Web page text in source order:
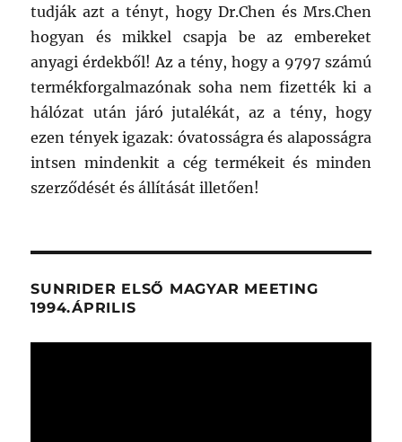
tudják azt a tényt, hogy Dr.Chen és Mrs.Chen
hogyan és mikkel csapja be az embereket
anyagi érdekből! Az a tény, hogy a 9797 számú
termékforgalmazónak soha nem fizették ki a
hálózat után járó jutalékát, az a tény, hogy
ezen tények igazak: óvatosságra és alaposságra
intsen mindenkit a cég termékeit és minden
szerződését és állítását illetően!
SUNRIDER ELSŐ MAGYAR MEETING
1994.ÁPRILIS